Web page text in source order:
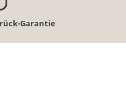
Garantie